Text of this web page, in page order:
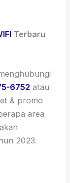
Terbaru
6752 atau
& promo
area
2023.